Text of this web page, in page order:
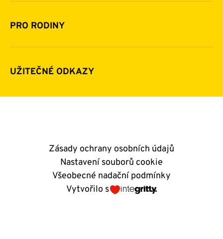
Pomoc v číslech
Napsali o nás
Jak pomáhat
Daňová uznatelnost darů
Další možnosti pomoci
Zpravodaje
PRO RODINY
Komu a jak pomáháme
Pravidla poskytování finanční pomoci
UŽITEČNÉ ODKAZY
Kontakty
Zásady ochrany osobních údajů
Nastavení souborů cookie
Všeobecné nadační podmínky
Vytvořilo s